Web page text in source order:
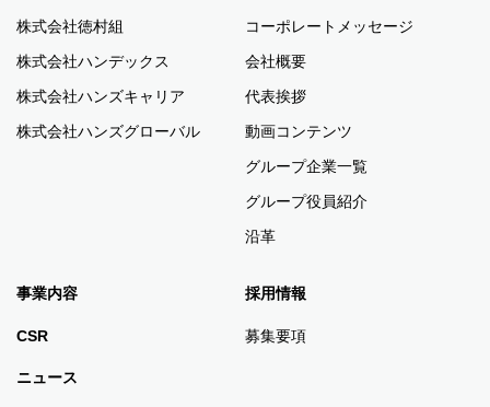
株式会社徳村組
株式会社ハンデックス
株式会社ハンズキャリア
株式会社ハンズグローバル
コーポレートメッセージ
会社概要
代表挨拶
動画コンテンツ
グループ企業一覧
グループ役員紹介
沿革
事業内容
CSR
ニュース
採用情報
募集要項